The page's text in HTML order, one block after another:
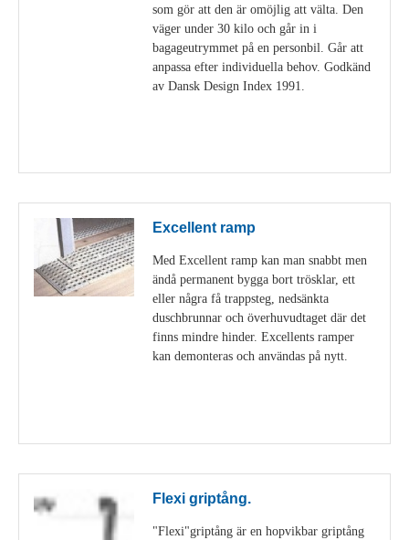
som gör att den är omöjlig att välta. Den
väger under 30 kilo och går in i
bagageutrymmet på en personbil. Går att
anpassa efter individuella behov. Godkänd
av Dansk Design Index 1991.
Excellent ramp
Med Excellent ramp kan man snabbt men
ändå permanent bygga bort trösklar, ett
eller några få trappsteg, nedsänkta
duschbrunnar och överhuvudtaget där det
finns mindre hinder. Excellents ramper
kan demonteras och användas på nytt.
Flexi griptång.
"Flexi"griptång är en hopvikbar griptång